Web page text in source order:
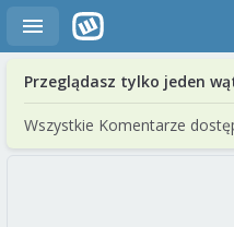
Przeglądasz tylko jeden
Wszystkie Komentarze